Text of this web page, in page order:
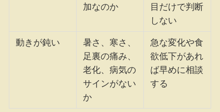
加なのか
目だけで判断
しない
動きが鈍い
暑さ、寒さ、
足裏の痛み、
老化、病気の
サインがない
か
急な変化や食
欲低下があれ
ば早めに相談
する